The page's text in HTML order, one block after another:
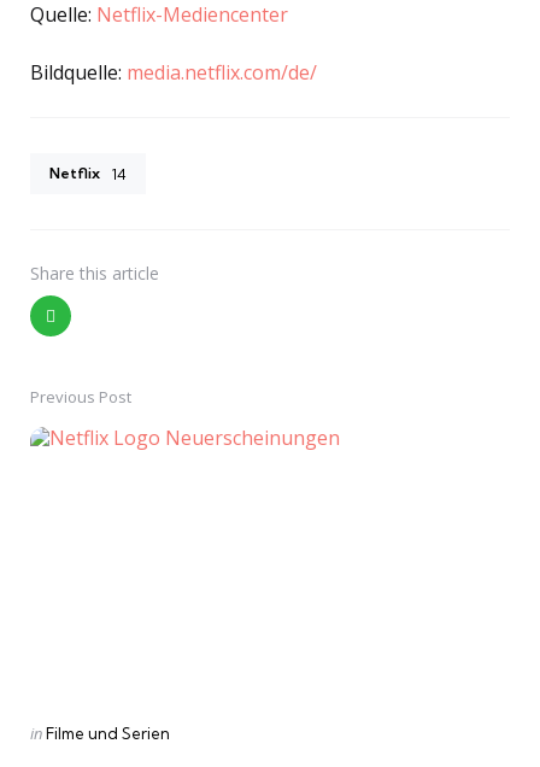
Quelle: Netflix-Mediencenter
Bildquelle: media.netflix.com/de/
Netflix 14
Share this article
Post
navigation
Previous Post
Posted
inFilme und Serien